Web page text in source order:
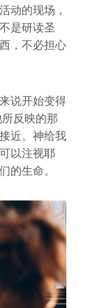
动的现场，
是研读圣
，不必担心
说开始变得
反映的那
近。神给我
以注视耶
的生命。